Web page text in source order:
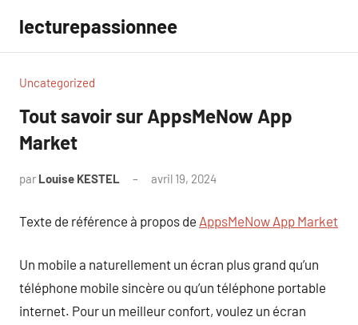
contenu
lecturepassionnee
Uncategorized
Tout savoir sur AppsMeNow App
Market
par Louise KESTEL avril 19, 2024
Texte de référence à propos de AppsMeNow App Market
Un mobile a naturellement un écran plus grand qu’un
téléphone mobile sincère ou qu’un téléphone portable
internet. Pour un meilleur confort, voulez un écran